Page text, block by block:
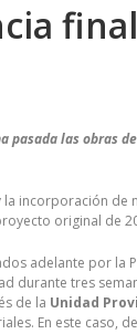
pasada las obras
incorporación de
original de
adelante por la
durante tres
de la Unidad
En este caso,